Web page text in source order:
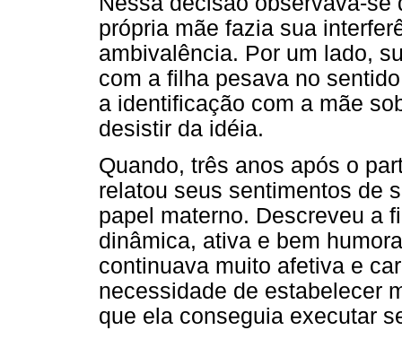
própria mãe fazia sua
ambivalência. Por um lado,
com a filha pesava no
a identificação com a mãe
desistir da idéia.
Quando, três anos após o
relatou seus sentimentos de
papel materno. Descreveu a
dinâmica, ativa e bem
continuava muito afetiva e
necessidade de estabelecer
que ela conseguia executar